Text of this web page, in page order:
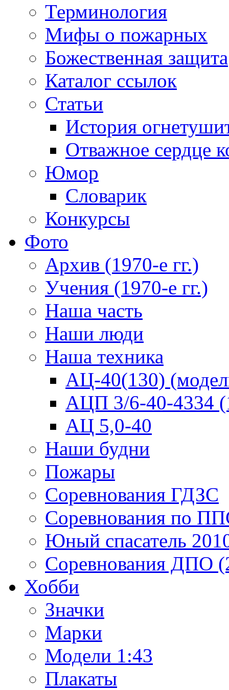
Терминология
Мифы о пожарных
Божественная защита
Каталог ссылок
Статьи
История
Отважное сердце
Юмор
Словарик
Конкурсы
Фото
Архив (1970-е гг.)
Учения (1970-е гг.)
Наша часть
Наши люди
Наша техника
АЦ-40(130)
АЦП 3/6-40-4334
АЦ 5,0-40
Наши будни
Пожары
Соревнования ГДЗС
Соревнования по
Юный спасатель
Соревнования ДПО
Хобби
Значки
Марки
Модели 1:43
Плакаты